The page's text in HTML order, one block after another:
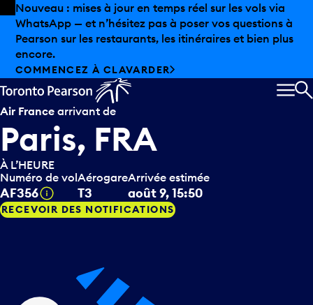
Skip to offers
Passer au contenu principal
Nouveau : mises à jour en temps réel sur les vols via
WhatsApp — et n’hésitez pas à poser vos questions à
Pearson sur les restaurants, les itinéraires et bien plus
encore.
COMMENCEZ À CLAVARDER
Air France arrivant de
Paris, FRA
À L’HEURE
Numéro de vol
AF356 Infobulle
Aérogare
T3
Arrivée estimée
août 9, 15:50
RECEVOIR DES NOTIFICATIONS